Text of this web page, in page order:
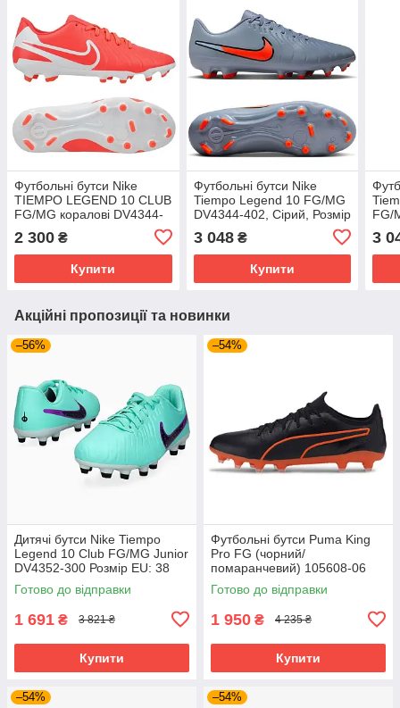
Футбольні бутси Nike
TIEMPO LEGEND 10 CLUB
FG/MG коралові DV4344-
(EU) - 40.5
2 300 ₴
Купити
Футбольні бутси Nike
Tiempo Legend 10 FG/MG
DV4344-402, Сірий, Розмір
3 048₴
Купити
FG/
3
Акційні пропозиції та новинки
–56%
Дитячі бутси Nike Tiempo
Legend 10 Club FG/MG Junior
DV4352-300 Розмір EU: 38
Готово до відправки
1 691 ₴ 3 821 ₴
Купити
–54%
Футбольні бутси Puma King
Pro FG (чорний/
помаранчевий) 105608-06
Розмір EU: 44
Готово до відправки
1 950 ₴ 4 235 ₴
Купити
–54% –54%